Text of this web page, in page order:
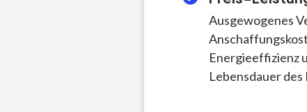
Ausgewogenes
Energieeffizienz
Lebensdauer